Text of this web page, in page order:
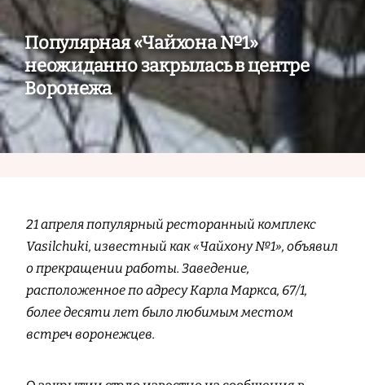
Популярная «Чайхона №1»
неожиданно закрылась в центре
Воронежа
21 апреля популярный ресторанный комплекс
Vasilchuki, известный как «Чайхону №1», объявил
о прекращении работы. Заведение,
расположенное по адресу Карла Маркса, 67/1,
более десяти лет было любимым местом
встреч воронежцев.